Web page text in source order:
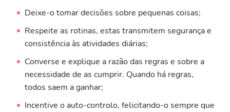
Deixe-o tomar decisões sobre pequenas coisas;
Respeite as rotinas, estas transmitem segurança e
consistência às atividades diárias;
Converse e explique a razão das regras e sobre a
necessidade de as cumprir. Quando há regras,
todos saem a ganhar;
Incentive o auto-controlo, felicitando-o sempre que